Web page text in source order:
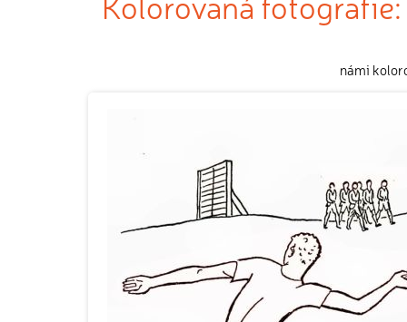
námi